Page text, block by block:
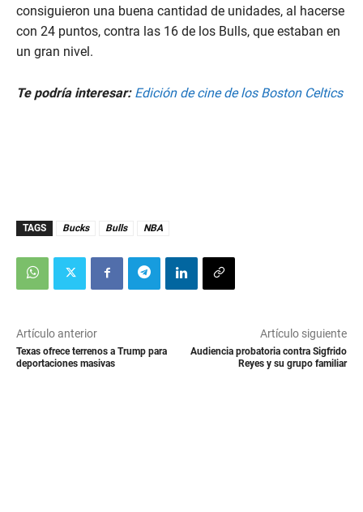
consiguieron una buena cantidad de unidades, al hacerse
con 24 puntos, contra las 16 de los Bulls, que estaban en
un gran nivel.
Te podría interesar: Edición de cine de los Boston Celtics
TAGS Bucks Bulls NBA
Artículo anterior
Texas ofrece terrenos a Trump para
deportaciones masivas
Artículo siguiente
Audiencia probatoria contra Sigfrido
Reyes y su grupo familiar